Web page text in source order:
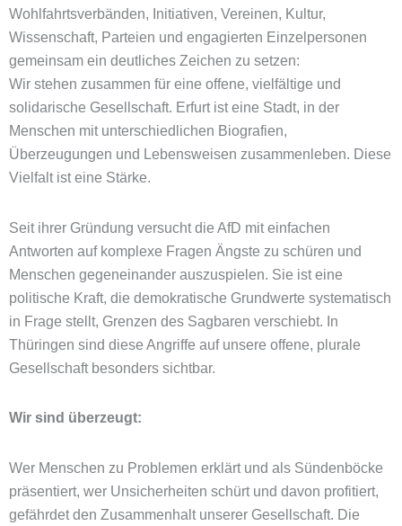
Wohlfahrtsverbänden, Initiativen, Vereinen, Kultur,
Wissenschaft, Parteien und engagierten Einzelpersonen
gemeinsam ein deutliches Zeichen zu setzen:
Wir stehen zusammen für eine offene, vielfältige und
solidarische Gesellschaft. Erfurt ist eine Stadt, in der
Menschen mit unterschiedlichen Biografien,
Überzeugungen und Lebensweisen zusammenleben. Diese
Vielfalt ist eine Stärke.
Seit ihrer Gründung versucht die AfD mit einfachen
Antworten auf komplexe Fragen Ängste zu schüren und
Menschen gegeneinander auszuspielen. Sie ist eine
politische Kraft, die demokratische Grundwerte systematisch
in Frage stellt, Grenzen des Sagbaren verschiebt. In
Thüringen sind diese Angriffe auf unsere offene, plurale
Gesellschaft besonders sichtbar.
Wir sind überzeugt:
Wer Menschen zu Problemen erklärt und als Sündenböcke
präsentiert, wer Unsicherheiten schürt und davon profitiert,
gefährdet den Zusammenhalt unserer Gesellschaft. Die